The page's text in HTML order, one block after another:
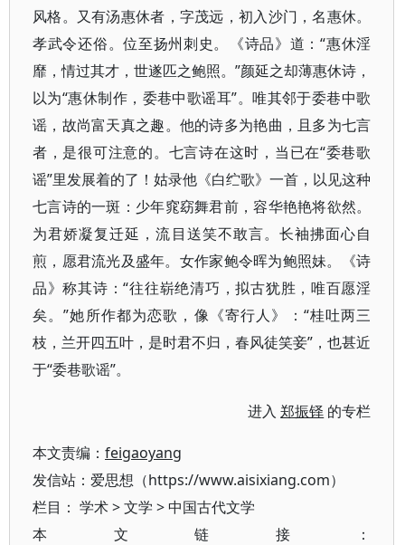
风格。又有汤惠休者，字茂远，初入沙门，名惠休。
孝武令还俗。位至扬州刺史。​《诗品》道：​“惠休淫
靡，情过其才，世遂匹之鲍照。​”颜延之却薄惠休诗，
以为“惠休制作，委巷中歌谣耳”​。唯其邻于委巷中歌
谣，故尚富天真之趣。他的诗多为艳曲，且多为七言
者，是很可注意的。七言诗在这时，当已在“委巷歌
谣”里发展着的了！姑录他《白纻歌》一首，以见这种
七言诗的一斑：少年窕窈舞君前，容华艳艳将欲然。
为君娇凝复迁延，流目送笑不敢言。长袖拂面心自
煎，愿君流光及盛年。女作家鲍令晖为鲍照妹。​《诗
品》称其诗：​“往往崭绝清巧，拟古犹胜，唯百愿淫
矣。​”她所作都为恋歌，像《寄行人》​：​“桂吐两三
枝，兰开四五叶，是时君不归，春风徒笑妾”​，也甚近
于“委巷歌谣”​。
进入郑振铎 的专栏
本文责编： feigaoyang
发信站：爱思想（https://www.aisixiang.com）
栏目： 学术>文学 >中国古代文学
本文链接：